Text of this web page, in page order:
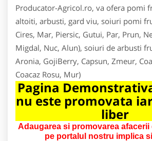
Producator-Agricol.ro, va ofera pomi
altoiti, arbusti, gard viu, soiuri pomi
Cires, Mar, Piersic, Gutui, Par, Prun,
Migdal, Nuc, Alun), soiuri de arbusti
Aronia, GojiBerry, Capsun, Zmeur,
Coacaz Rosu, Mur)
Pagina
nu este promovata
liber
Adaugarea si promovarea
pe portalul nostru implica